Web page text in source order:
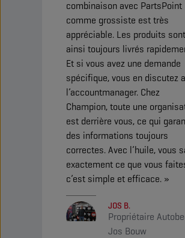
combinaison avec PartsPoint
comme grossiste est très
appréciable. Les produits sont
ainsi toujours livrés
Et si vous avez une demande
spécifique, vous en discutez
l’accountmanager. Chez
Champion, toute une
est derrière vous, ce qui
des informations toujours
correctes. Avec l’huile, vous
exactement ce que vous
c’est simple et efficace. »
JOS B.
Propriétaire
Jos Bouw